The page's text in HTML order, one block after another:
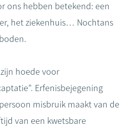
ons hebben betekend: een
het ziekenhuis… Nochtans
hoede voor
Erfenisbejegening
misbruik maakt van de
van een kwetsbare